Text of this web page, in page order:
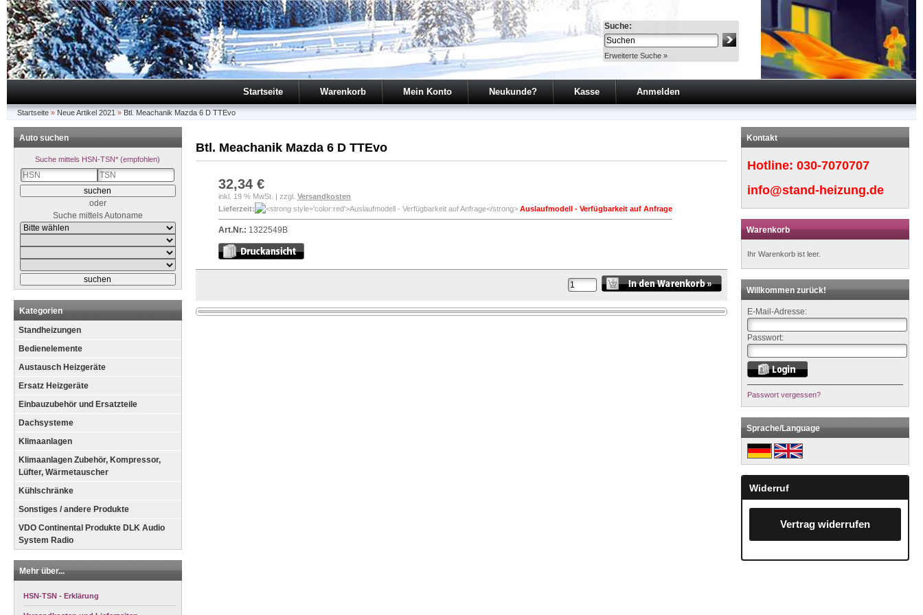
Suche:
Erweiterte Suche »
Startseite Warenkorb Mein Konto Neukunde? Kasse Anmelden
Startseite » Neue Artikel 2021 » Btl. Meachanik Mazda 6 D TTEvo
Btl. Meachanik Mazda 6 D TTEvo
32,34 €
inkl. 19 % MwSt. | zzgl. Versandkosten
Lieferzeit:
Auslaufmodell - Verfügbarkeit auf Anfrage
Art.Nr.: 1322549B
Auto suchen
Suche mittels HSN-TSN* (empfohlen)
oder
Suche mittels Autoname
Kategorien
Standheizungen
Bedienelemente
Austausch Heizgeräte
Ersatz Heizgeräte
Einbauzubehör und Ersatzteile
Dachsysteme
Klimaanlagen
Klimaanlagen Zubehör, Kompressor,
Lüfter, Wärmetauscher
Kühlschränke
Sonstiges / andere Produkte
VDO Continental Produkte DLK Audio
System Radio
Mehr über...
HSN-TSN - Erklärung
Kontakt
Hotline:030-7070707
info@stand-heizung.de
Warenkorb
Ihr Warenkorb ist leer.
Willkommen zurück!
E-Mail-Adresse:
Passwort:
Passwort vergessen?
Sprache/Language
Widerruf
Vertrag widerrufen